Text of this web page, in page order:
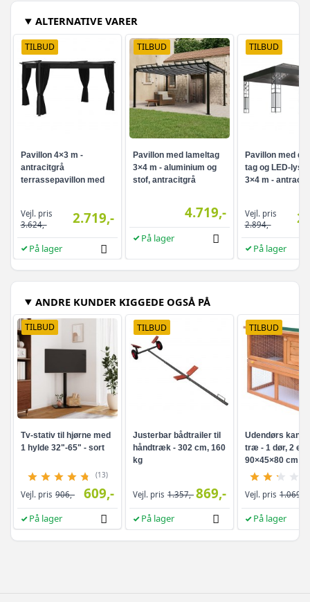
ALTERNATIVE VARER
TILBUD
Pavillon 4×3 m -
antracitgrå
terrassepavillon med
Vejl. pris
3.624,-
2.719,-
På lager
TILBUD
Pavillon med lameltag
3×4 m - aluminium og
stof, antracitgrå
4.719,-
På lager
TILBUD
Pavillon med
tag og LED-
3×4 m -
Vejl. pris
2.894,-
På lager
ANDRE KUNDER KIGGEDE OGSÅ PÅ
TILBUD
Tv-stativ til hjørne med
1 hylde 32"-65" - sort
(13)
Vejl. pris 906,- 609,-
På lager
TILBUD
Justerbar bådtrailer til
håndtræk - 302 cm, 160
kg
Vejl. pris 1.357,- 869,-
På lager
TILBUD
Udendørs
træ - 1 dør, 2
90×45×80 cm
Vejl. pris 1.069,-
På lager